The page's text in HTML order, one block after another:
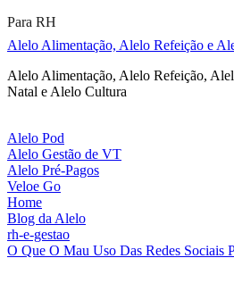
Para RH
Alelo Alimentação, Alelo Refeição e
Alelo Alimentação, Alelo Refeição,
Natal e Alelo Cultura
Alelo Pod
Alelo Gestão de VT
Alelo Pré-Pagos
Veloe Go
Home
Blog da Alelo
rh-e-gestao
O Que O Mau Uso Das Redes Sociais